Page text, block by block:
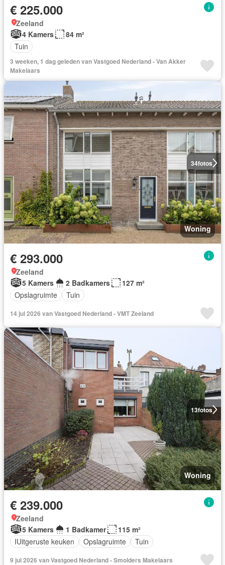
€ 225.000
Zeeland
4 Kamers
84 m²
Tuin
3 weeken, 1 dag geleden van Vastgoed Nederland - Van Akker
Makelaars
34fotos
Woning
€ 293.000
Zeeland
5 Kamers
2 Badkamers
127 m²
Opslagruimte
Tuin
14 jul 2026 van Vastgoed Nederland - VMT Zeeland
13fotos
Woning
€ 239.000
Zeeland
5 Kamers
1 Badkamer
115 m²
IUitgeruste keuken
Opslagruimte Tuin
9 jul 2026 van Vastgoed Nederland - Smolders Makelaars